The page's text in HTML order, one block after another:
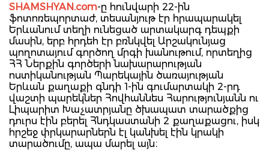
SHAMSHYAN.com-ը հունվարի 22-ին
ֆոտոռեպորտաժ, տեսանյութ էր հրապարակել
Երևանում տեղի ունեցած արտակարգ դեպքի
մասին, երբ հրդեհ էր բռնկվել Արշակունյաց
պողոտայում գործող մրգի խանութում, որտեղից
ՀՀ Ներքին գործերի նախարարության
ոստիկանության Պարեկային ծառայության
Երևան քաղաքի գնդի 1-ին գումարտակի 2-րդ
վաշտի պարեկներ Հովհաննես Հարությունյանն ու
Լիպարիտ Խաչատրյանը ծխապատ տարածքից
դուրս էին բերել Հնդկաստանի 2 քաղաքացու, իսկ
հրշեջ փրկարարներն էլ կանխել էին կրակի
տարածումը, ապա մարել այն։